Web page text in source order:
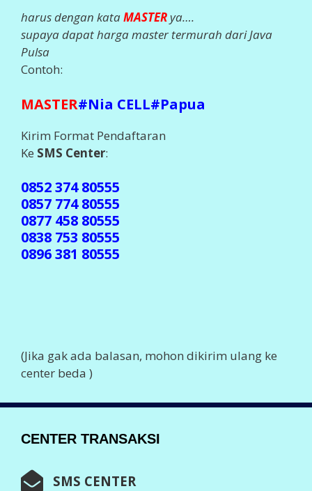
harus dengan kataMASTER ya….
supaya dapat harga master termurah dari Java
Pulsa
Contoh:
MASTER#Nia CELL#Papua
Kirim Format Pendaftaran
Ke SMS Center:
0852 374 80555
0857 774 80555
0877 458 80555
0838 753 80555
0896 381 80555
(Jika gak ada balasan, mohon dikirim ulang ke
center beda )
CENTER TRANSAKSI
SMS CENTER